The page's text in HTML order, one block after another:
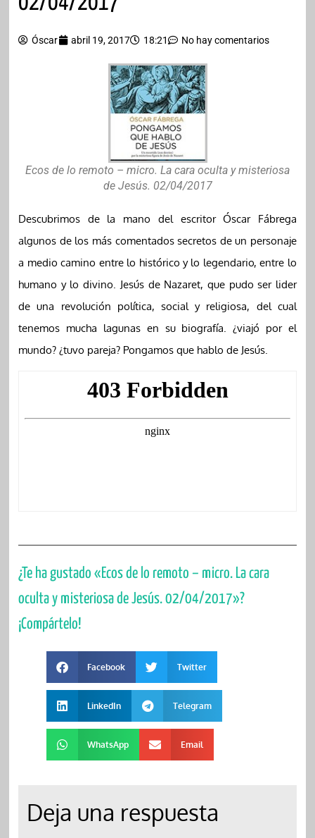
Óscar abril 19, 2017 18:21 No hay comentarios
Ecos de lo remoto – micro. La cara oculta y misteriosa
de Jesús. 02/04/2017
Descubrimos de la mano del escritor Óscar Fábrega
algunos de los más comentados secretos de un personaje
a medio camino entre lo histórico y lo legendario, entre lo
humano y lo divino. Jesús de Nazaret, que pudo ser lider
de una revolución política, social y religiosa, del cual
tenemos mucha lagunas en su biografía. ¿viajó por el
mundo? ¿tuvo pareja? Pongamos que hablo de Jesús.
¿Te ha gustado «Ecos de lo remoto – micro. La cara
oculta y misteriosa de Jesús. 02/04/2017»?
¡Compártelo!
Facebook Twitter
LinkedIn Telegram
WhatsApp Email
Deja una respuesta